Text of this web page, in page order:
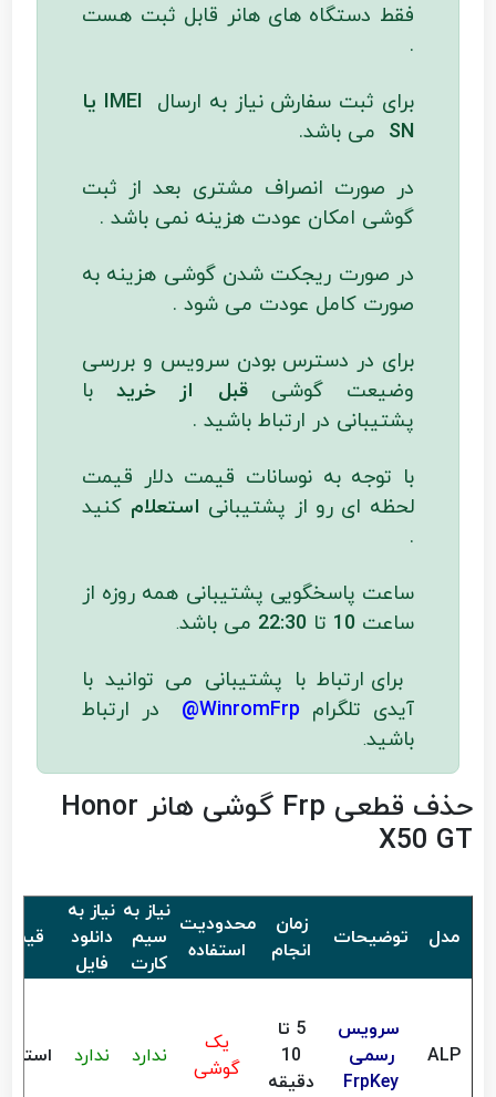
فقط دستگاه های هانر قابل ثبت هست
.
برای ثبت سفارش نیاز به ارسال
IMEI یا
SN می باشد.
در صورت انصراف مشتری بعد از ثبت
گوشی امکان عودت هزینه نمی باشد .
در صورت ریجکت شدن گوشی هزینه به
صورت کامل عودت می شود .
برای در دسترس بودن سرویس و بررسی
وضیعت گوشیقبل از خریدبا
پشتیبانی در ارتباط باشید .
با توجه به نوسانات قیمت دلار قیمت
لحظه ای رو از پشتیبانی استعلام کنید
.
ساعت پاسخگویی پشتیبانی همه روزه از
ساعت 10 تا 22:30 می باشد.
برای ارتباط با پشتیبانی می توانید با
آیدی تلگرام WinromFrp@
در ارتباط
باشید.
حذف قطعی Frp گوشی هانر Honor
X50 GT
مدل توضیحات
زمان
انجام
محدودیت
استفاده
نیاز به
سیم
کارت
نیاز به
دانلود
فایل
ALP
سرویس
رسمی
FrpKey
5 تا
10
دقیقه
یک
گوشی
ندارد ندارد